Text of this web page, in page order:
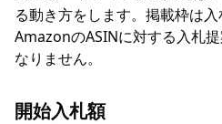
る動き方をします。掲載枠は入
AmazonのASINに対する入札
なりません。
開始入札額